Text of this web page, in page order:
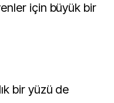
için büyük bir
bir yüzü de